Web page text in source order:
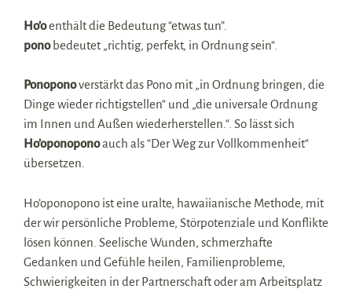
Ho’oenthält die Bedeutung “etwas tun”.
ponobedeutet „richtig, perfekt, in Ordnung sein“.
Ponoponoverstärkt das Pono mit „in Ordnung bringen, die
Dinge wieder richtigstellen“ und „die universale Ordnung
im Innen und Außen wiederherstellen.“. So lässt sich
Ho’oponoponoauch als “Der Weg zur Vollkommenheit“
übersetzen.
Ho’oponopono ist eine uralte, hawaiianische Methode, mit
der wir persönliche Probleme, Störpotenziale und Konflikte
lösen können. Seelische Wunden, schmerzhafte
Gedanken und Gefühle heilen, Familienprobleme,
Schwierigkeiten in der Partnerschaft oder am Arbeitsplatz